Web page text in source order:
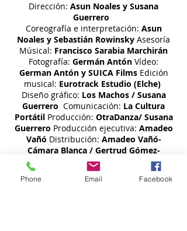
Dirección: Asun Noales y Susana
Guerrero
Coreografía e interpretación: Asun
Noales y Sebastián Rowinsky Asesoría
Músical: Francisco Sarabia Marchirán
Fotografía: Germán Antón Vídeo:
German Antón y SUICA FilmsEdición
musical: Eurotrack Estudio (Elche)
Diseño gráfico: Los Machos / Susana
Guerrero Comunicación: La Cultura
Portátil Producción: OtraDanza/ Susana
Guerrero Producción ejecutiva: Amadeo
Vañó Distribución: Amadeo Vañó-
Cámara Blanca / Gertrud Gómez-
Santamaca
Phone Email Facebook